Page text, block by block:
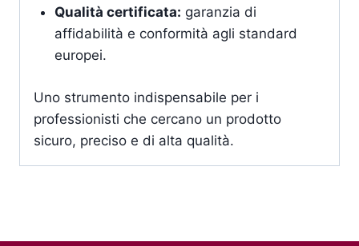
Qualità certificata: garanzia di
affidabilità e conformità agli standard
europei.
Uno strumento indispensabile per i
professionisti che cercano un prodotto
sicuro, preciso e di alta qualità.